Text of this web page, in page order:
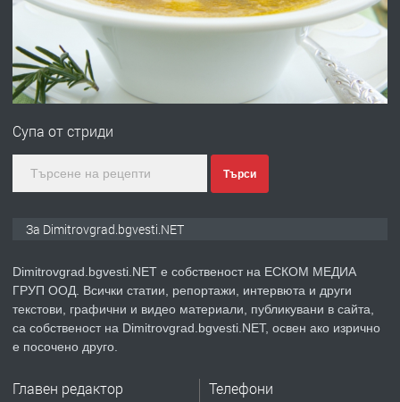
преди 11 месеца
ПРЕДЛАГА Курс Помощник-възпитател
преди 4 месеца
ПРЕДЛАГА Професионални курсове
Супа от стриди
Търси
За Dimitrovgrad.bgvesti.NET
Dimitrovgrad.bgvesti.NET е собственост на ЕСКОМ МЕДИА
ГРУП ООД. Всички статии, репортажи, интервюта и други
текстови, графични и видео материали, публикувани в сайта,
са собственост на Dimitrovgrad.bgvesti.NET, освен ако изрично
е посочено друго.
Главен редактор Телефони